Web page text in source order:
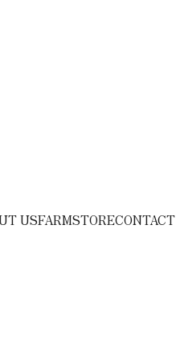
USFARMSTORECONTACT